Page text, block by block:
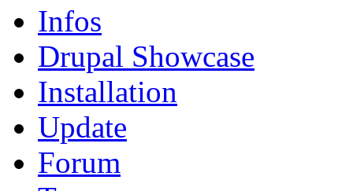
Infos
Drupal Showcase
Installation
Update
Forum